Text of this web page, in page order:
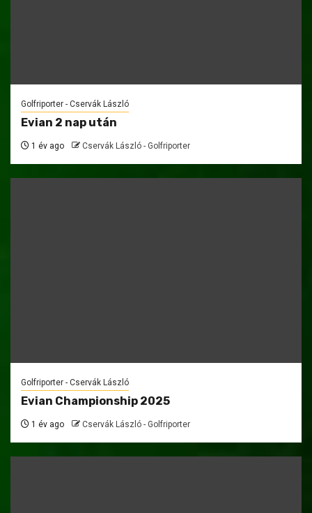
Golfriporter - Cservák László
Evian 2 nap után
1 év ago Cservák László - Golfriporter
Golfriporter - Cservák László
Evian Championship 2025
1 év ago Cservák László - Golfriporter